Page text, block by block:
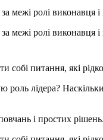
межі ролі
межі ролі
собі питання, які
лідера?
і простих